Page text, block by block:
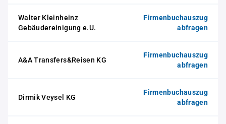
Walter Kleinheinz
Gebäudereinigung e.U.
Firmenbuchauszug
abfragen
A&A Transfers&Reisen KG
Firmenbuchauszug
abfragen
Dirmik Veysel KG
Firmenbuchauszug
abfragen